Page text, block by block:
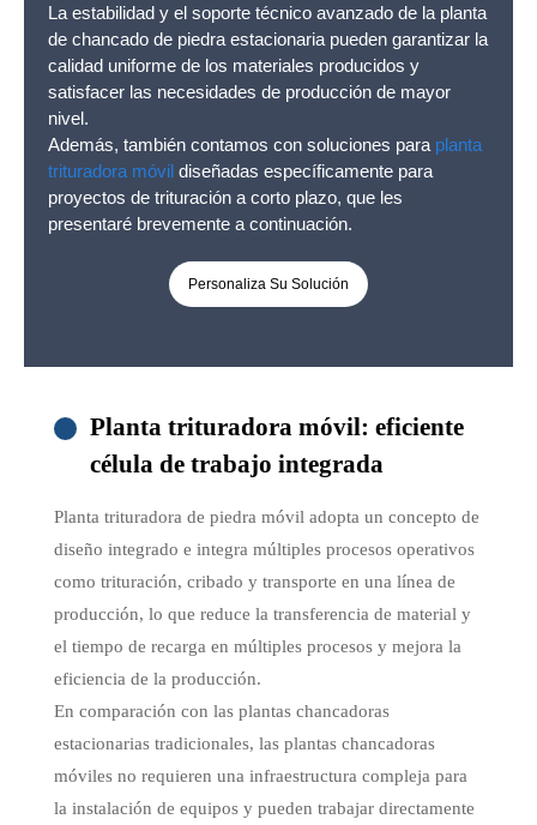
La estabilidad y el soporte técnico avanzado de la planta
de chancado de piedra estacionaria pueden garantizar la
calidad uniforme de los materiales producidos y
satisfacer las necesidades de producción de mayor
nivel.
Además, también contamos con soluciones para planta
trituradora móvil diseñadas específicamente para
proyectos de trituración a corto plazo, que les
presentaré brevemente a continuación.
Personaliza Su Solución
Planta trituradora móvil: eficiente
célula de trabajo integrada
Planta trituradora de piedra móvil adopta un concepto de
diseño integrado e integra múltiples procesos operativos
como trituración, cribado y transporte en una línea de
producción, lo que reduce la transferencia de material y
el tiempo de recarga en múltiples procesos y mejora la
eficiencia de la producción.
En comparación con las plantas chancadoras
estacionarias tradicionales, las plantas chancadoras
móviles no requieren una infraestructura compleja para
la instalación de equipos y pueden trabajar directamente